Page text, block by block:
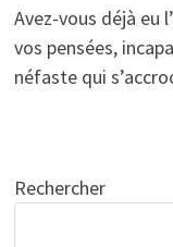
Avez-vous déjà eu
vos pensées,
néfaste qui
Rechercher